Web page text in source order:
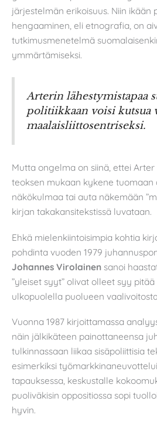
järjestelmän erikoisuus. Niin ikään
hengaaminen, eli etnografia, on
tutkimusmenetelmä
ymmärtämiseksi.
Arterin lähestymistapaa
politiikkaan voisi kutsua
maalaisliittosentriseksi.
Mutta ongelma on siinä, ettei
teoksen mukaan kykene tuomaan
näkökulmaa tai auta näkemään
kirjan takakansitekstissä luvataan.
Ehkä mielenkiintoisimpia kohtia
pohdinta vuoden 1979
Johannes Virolainen sanoi
”yleiset syyt” olivat olleet syy
ulkopuolella puolueen
Vuonna 1987 kirjoittamassa
näin jälkikäteen painottaneensa
tulkinnassaan liikaa sisäpoliittisia
esimerkiksi
tapauksessa, keskustalle
puoliväkisin oppositiossa sopi
hyvin.